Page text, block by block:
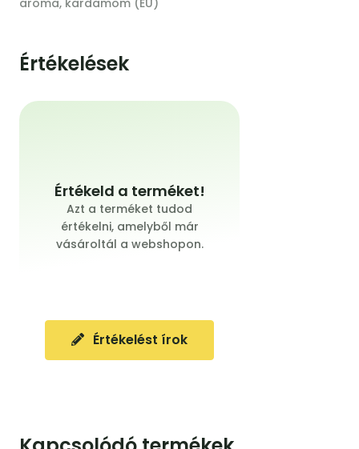
Értékelések
Értékeld a terméket!
Azt a terméket tudod
értékelni, amelyből már
vásároltál a webshopon.
Értékelést írok